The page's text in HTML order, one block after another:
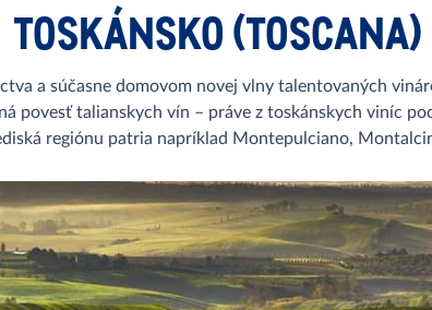
TOSKÁNSKO (TOSCANA)
a súčasne domovom novej vlny talentovaných
povesť talianskych vín – práve z toskánskych viníc
regiónu patria napríklad Montepulciano,